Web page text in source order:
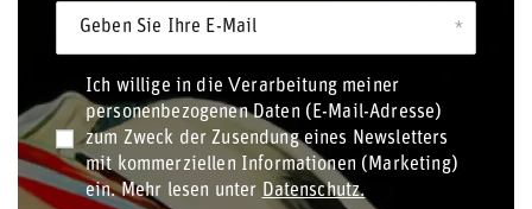
Geben Sie Ihre E-Mail
Ich willige in die Verarbeitung meiner
personenbezogenen Daten (E-Mail-Adresse)
zum Zweck der Zusendung eines Newsletters
mit kommerziellen Informationen (Marketing)
ein. Mehr lesen unter Datenschutz.